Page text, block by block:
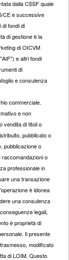
dalla CSSF quale
CE e successive
fondi di
di gestione è la
di OICVM
e altri fondi
di
e consulenza
commerciale.
e non
vendita di titoli o
pubblicato o
pubblicazione o
raccomandazioni o
professionale in
una transazione
è idonea
una consulenza
legali,
è proprietà di
Il presente
modificato
di LOIM. Questo